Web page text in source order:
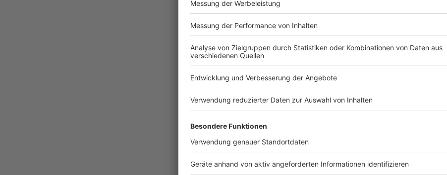
Keupen, Armin Laschet, Martin Schulz und
gesprochen. Dabei ging es natürlich um ein
jeden Tag dafür zu arbeiten.
Anzeige
Mehrere Hundert Menschen auf dem Katschhof
Anzeige
Europas Zukunft liegt in der Stärke und der
Anzeige